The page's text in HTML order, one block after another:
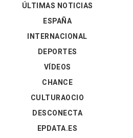
ÚLTIMAS NOTICIAS
ESPAÑA
INTERNACIONAL
DEPORTES
VÍDEOS
CHANCE
CULTURAOCIO
DESCONECTA
EPDATA.ES